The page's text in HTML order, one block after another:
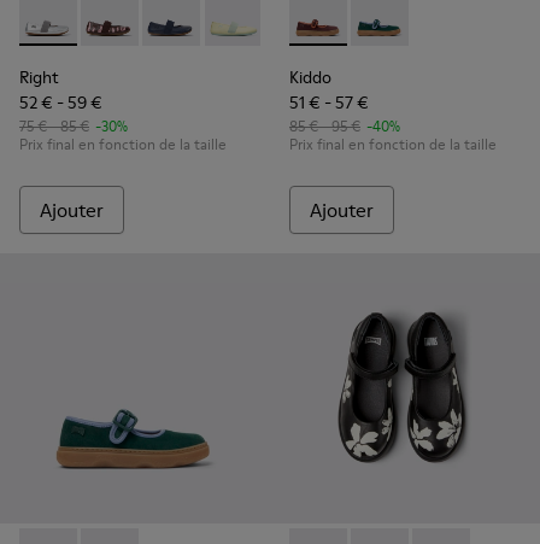
Right - 80025-159 - Ballerines en cuir grises pour enfants.
Right - 80025-160 - Ballerines en cuir multicolore
Right - 80025-116 - Ballerines en cuir bleu
Right - 80025-109
Right - 80025-053 -
Right - 80025-030
Right
52 € - 59 €
75 € - 85 € -30%
Prix final en fonction de la taille
Ajouter
Kiddo - K800662-001 -
Kiddo - K800662-
Kiddo
51 € - 57 €
85 € - 95 € -40%
Prix final en fonction de la taille
Ajouter